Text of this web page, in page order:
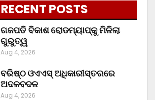
RECENT POSTS
ଗଜପତି ବିକାଶ ରୋଡମ୍ୟାପ୍‌କୁ ମିଳିଲା
ଗୁରୁତ୍ୱ
Aug 4, 2026
ବରିଷ୍ଠ ଓଏଏସ୍‌ ଅଧିକାରୀସ୍ତରରେ
ଅଦଳବଦଳ
Aug 4, 2026